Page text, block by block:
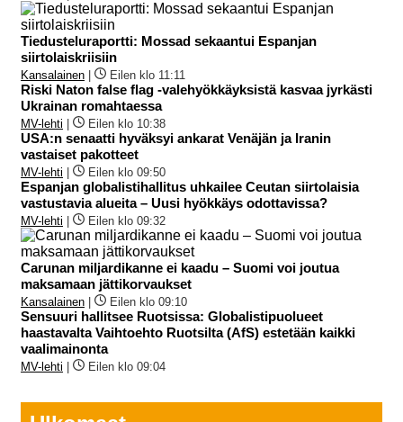
Tiedusteluraportti: Mossad sekaantui Espanjan
siirtolaiskriisiin
Kansalainen | Eilen klo 11:11
Riski Naton false flag -valehyökkäyksistä kasvaa jyrkästi
Ukrainan romahtaessa
MV-lehti | Eilen klo 10:38
USA:n senaatti hyväksyi ankarat Venäjän ja Iranin
vastaiset pakotteet
MV-lehti | Eilen klo 09:50
Espanjan globalistihallitus uhkailee Ceutan siirtolaisia
vastustavia alueita – Uusi hyökkäys odottavissa?
MV-lehti | Eilen klo 09:32
Carunan miljardikanne ei kaadu – Suomi voi joutua
maksamaan jättikorvaukset
Kansalainen | Eilen klo 09:10
Sensuuri hallitsee Ruotsissa: Globalistipuolueet
haastavalta Vaihtoehto Ruotsilta (AfS) estetään kaikki
vaalimainonta
MV-lehti | Eilen klo 09:04